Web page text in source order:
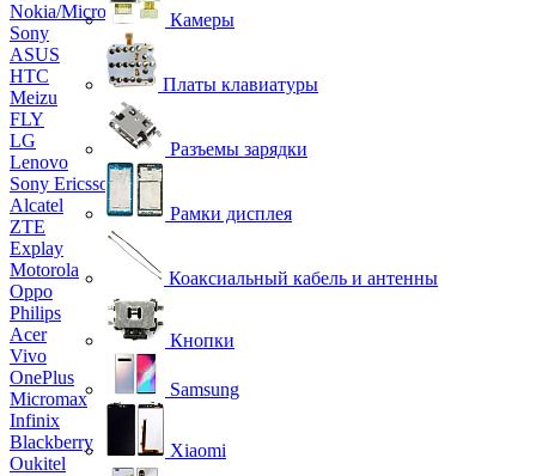
Nokia/Microsoft
Sony
ASUS
HTC
Meizu
FLY
LG
Lenovo
Sony Ericsson
Alcatel
ZTE
Explay
Motorola
Oppo
Philips
Acer
Vivo
OnePlus
Micromax
Infinix
Blackberry
Oukitel
Камеры
Платы клавиатуры
Разъемы зарядки
Рамки дисплея
Коаксиальный кабель и антенны
Кнопки
Samsung
Xiaomi